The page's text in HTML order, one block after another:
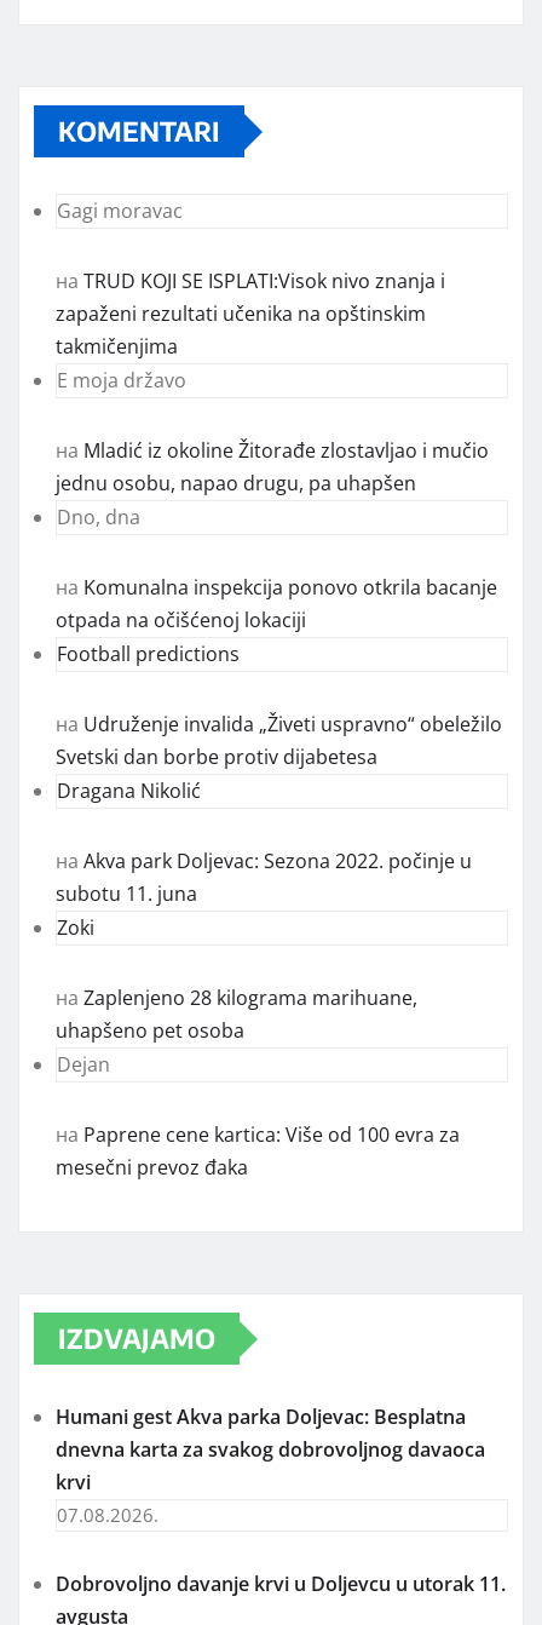
KOMENTARI
Gagi moravac
на TRUD KOJI SE ISPLATI:Visok nivo znanja i
zapaženi rezultati učenika na opštinskim
takmičenjima
E moja državo
на Mladić iz okoline Žitorađe zlostavljao i mučio
jednu osobu, napao drugu, pa uhapšen
Dno, dna
на Komunalna inspekcija ponovo otkrila bacanje
otpada na očišćenoj lokaciji
Football predictions
на Udruženje invalida „Živeti uspravno“ obeležilo
Svetski dan borbe protiv dijabetesa
Dragana Nikolić
на Akva park Doljevac: Sezona 2022. počinje u
subotu 11. juna
Zoki
на Zaplenjeno 28 kilograma marihuane,
uhapšeno pet osoba
Dejan
на Paprene cene kartica: Više od 100 evra za
mesečni prevoz đaka
IZDVAJAMO
Humani gest Akva parka Doljevac: Besplatna
dnevna karta za svakog dobrovoljnog davaoca
krvi
07.08.2026.
Dobrovoljno davanje krvi u Doljevcu u utorak 11.
avgusta